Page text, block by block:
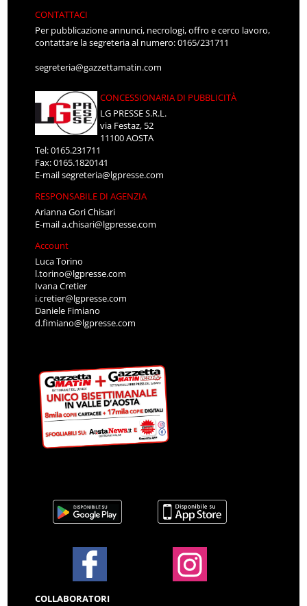
CONTATTACI
Per pubblicazione annunci, necrologi, offro e cerco lavoro,
contattare la segreteria al numero: 0165/231711
segreteria@gazzettamatin.com
CONCESSIONARIA DI PUBBLICITÀ
LG PRESSE S.R.L.
via Festaz, 52
11100 AOSTA
Tel: 0165.231711
Fax: 0165.1820141
E-mailsegreteria@lgpresse.com
RESPONSABILE DI AGENZIA
Arianna Gori Chisari
E-maila.chisari@lgpresse.com
Account
Luca Torino
l.torino@lgpresse.com
Ivana Cretier
i.cretier@lgpresse.com
Daniele Fimiano
d.fimiano@lgpresse.com
COLLABORATORI